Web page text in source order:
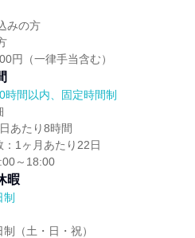
みの方
円（一律手当含む）
時間以内、固定時間制
あたり8時間
：1ヶ月あたり22日
～18:00
暇
制
（土・日・祝）